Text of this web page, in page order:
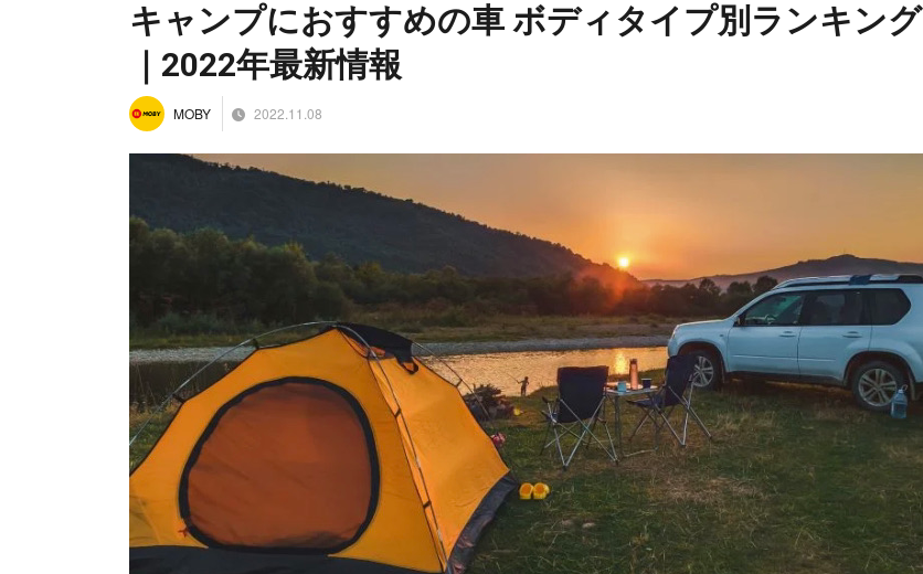
キャンプにおすすめの車 ボディタイプ別ランキング
｜2022年最新情報
MOBY 2022.11.08